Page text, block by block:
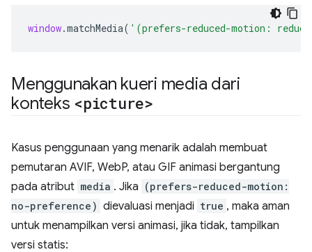
window.matchMedia( '(prefers-reduced-motion:
Menggunakan kueri media dari
konteks <picture>
Kasus penggunaan yang menarik adalah membuat
pemutaran AVIF, WebP, atau GIF animasi bergantung
pada atribut media . Jika (prefers-reduced-motion:
no-preference) dievaluasi menjadi true , maka aman
untuk menampilkan versi animasi, jika tidak, tampilkan
versi statis: